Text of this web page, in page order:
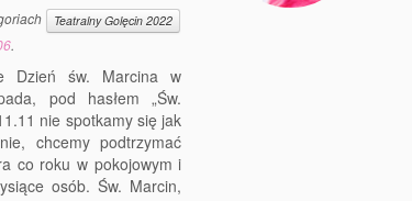
Teatralny Golęcin 2022
.
Dzień św. Marcina w
pod hasłem „Św.
nie spotkamy się jak
chcemy podtrzymać
co roku w pokojowym i
osób. Św. Marcin,